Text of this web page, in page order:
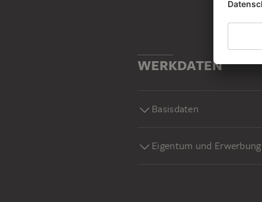
WERKDATEN
Basisdaten
Eigentum und Erwerbung